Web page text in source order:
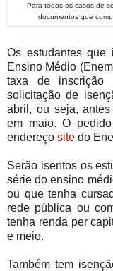
Para todos os casos de
documentos que
Os estudantes que
Ensino Médio
taxa de inscrição
solicitação de
abril, ou seja,
em maio. O
endereço site do
Serão isentos os
série do ensino
ou que tenha
rede pública ou
tenha renda per
e meio.
Também tem